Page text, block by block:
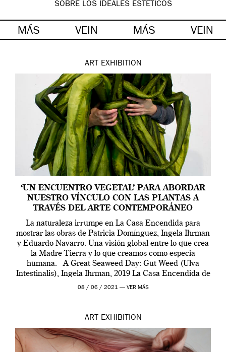
SOBRE LOS IDEALES ESTÉTICOS
MÁS VEIN MÁS VEIN
ART EXHIBITION
‘UN ENCUENTRO VEGETAL’ PARA ABORDAR
NUESTRO VÍNCULO CON LAS PLANTAS A
TRAVÉS DEL ARTE CONTEMPORÁNEO
La naturaleza irrumpe en La Casa Encendida para
mostrar las obras de Patricia Domínguez, Ingela Ihrman
y Eduardo Navarro. Una visión global entre lo que crea
la Madre Tierra y lo que creamos como especia
humana. A Great Seaweed Day: Gut Weed (Ulva
Intestinalis), Ingela Ihrman, 2019 La Casa Encendida de
Madrid y la Wellcome […]
08 / 06 / 2021 — VER MÁS
ART EXHIBITION